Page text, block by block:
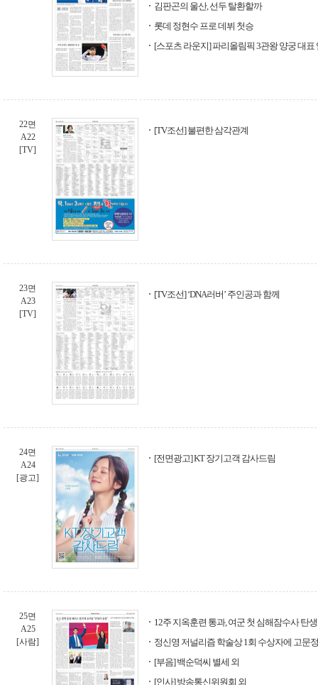
김판곤의 울산, 선두 탈환할까
롯데 정현수 프로 데뷔 첫승
[스포츠 라운지] 파리올림픽 3관왕 양궁 대표
22면
A22
[TV]
[TV조선] 불편한 삼각관계
23면
A23
[TV]
[TV조선] ‘DNA러버’ 주인공과 함께
24면
A24
[광고]
[전면광고] KT 장기고객 감사드림
25면
A25
[사람]
12주 지옥훈련 통과, 여군 첫 심해잠수사 탄생
정신영 저널리즘 학술상 1회 수상자에 고문
[부음] 백순덕씨 별세 외
[인사] 방송통신위원회 외